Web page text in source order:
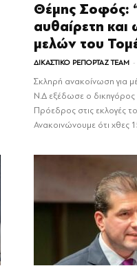
Θέμης Σοφός:
αυθαίρετη
μελών του
ΔΙΚΑΣΤΙΚΟ ΡΕΠΟΡΤΑΖ TEAM -
Σκληρή ανακοίνωση για
Ν.Δ εξέδωσε ο
Πρόεδρος στις εκλογές
Ανακοινώνουμε ότι χθες